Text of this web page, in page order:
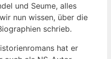
und Seu­me, alles
nun wis­sen, über die
schrieb.
hat er